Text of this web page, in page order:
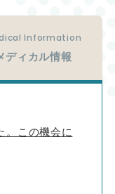
Information
ディカル情報
。この機会に